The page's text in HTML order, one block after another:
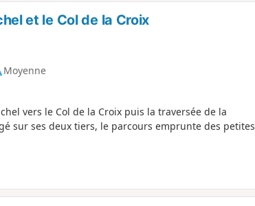
et le Col de la Croix
Moyenne
vers le Col de la Croix puis la traversée de la
sur ses deux tiers, le parcours emprunte des petites